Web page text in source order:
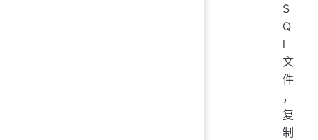
S
Q
l
文
件
，
复
制